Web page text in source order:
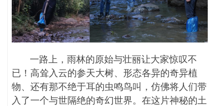
一路上，雨林的原始与壮丽让大家惊叹不
已！高耸入云的参天大树、形态各异的奇异植
物、还有那不绝于耳的虫鸣鸟叫，仿佛将人们带
入了一个与世隔绝的奇幻世界。在这片神秘的土